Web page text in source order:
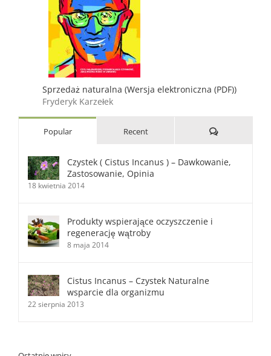
Sprzedaż naturalna (Wersja elektroniczna (PDF))
Fryderyk Karzełek
Popular Recent Comments
Czystek ( Cistus Incanus ) – Dawkowanie,
Zastosowanie, Opinia
18 kwietnia 2014
Produkty wspierające oczyszczenie i
regenerację wątroby
8 maja 2014
Cistus Incanus – Czystek Naturalne
wsparcie dla organizmu
22 sierpnia 2013